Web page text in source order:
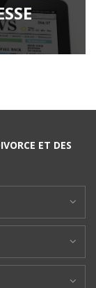
ET DES